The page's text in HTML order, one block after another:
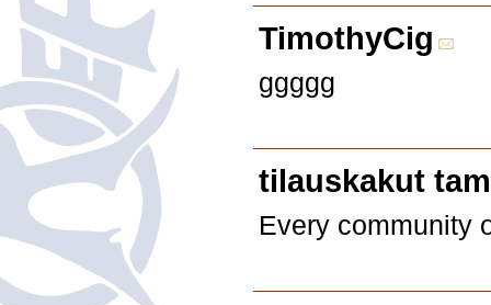
TimothyCig
ggggg
tilauskakut
Every community